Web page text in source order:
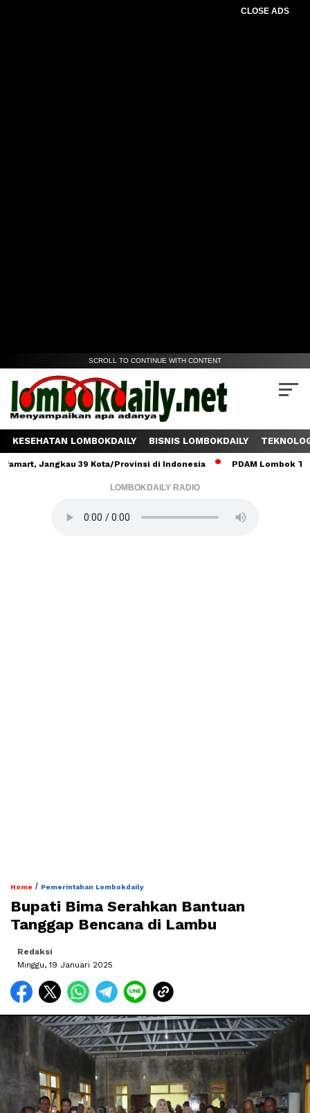
CLOSE ADS
SCROLL TO CONTINUE WITH CONTENT
KESEHATAN LOMBOKDAILY BISNIS LOMBOKDAILY
Jangkau 39 Kota/Provinsi di Indonesia PDAM Lombok Tengah
LOMBOKDAILY RADIO
Home / Pemerintahan Lombokdaily
Bupati Bima Serahkan Bantuan
Tanggap Bencana di Lambu
Redaksi
Minggu, 19 Januari 2025